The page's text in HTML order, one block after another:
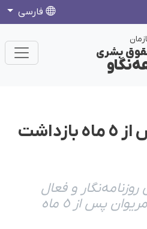
فارسی
بشری
آرمان غفوری پس از ٥ ماه بازداشت
و فعال
زیست محیطی اهل مریوان پس از ٥ ماه